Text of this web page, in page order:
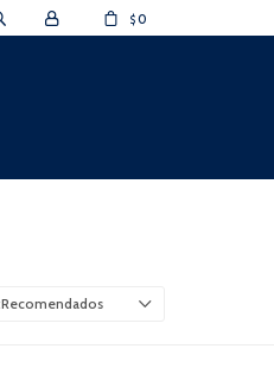
$ 0
Recomendados